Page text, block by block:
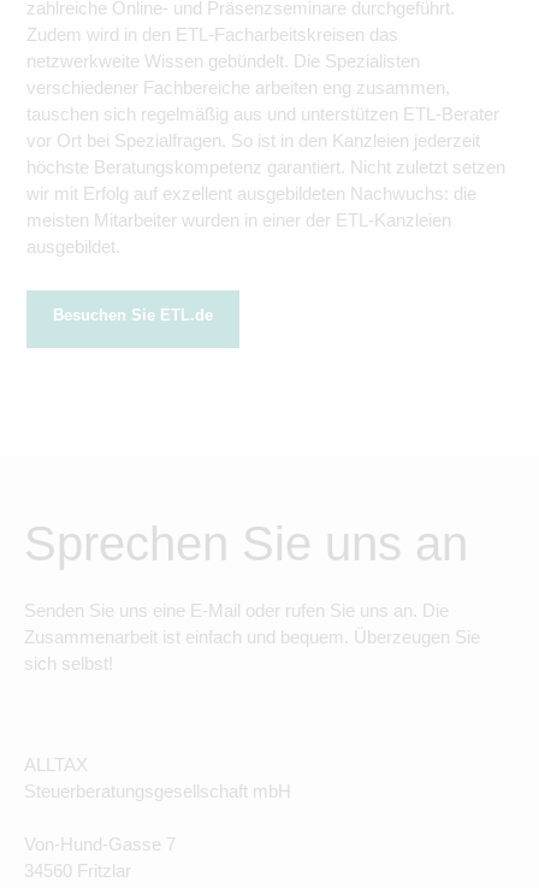
zahlreiche Online- und Präsenzseminare durchgeführt.
Zudem wird in den ETL-Facharbeitskreisen das
netzwerkweite Wissen gebündelt. Die Spezialisten
verschiedener Fachbereiche arbeiten eng zusammen,
tauschen sich regelmäßig aus und unterstützen ETL-Berater
vor Ort bei Spezialfragen. So ist in den Kanzleien jederzeit
höchste Beratungskompetenz garantiert. Nicht zuletzt setzen
wir mit Erfolg auf exzellent ausgebildeten Nachwuchs: die
meisten Mitarbeiter wurden in einer der ETL-Kanzleien
ausgebildet.
Besuchen Sie ETL.de
Sprechen Sie uns an
Senden Sie uns eine E-Mail oder rufen Sie uns an. Die
Zusammenarbeit ist einfach und bequem. Überzeugen Sie
sich selbst!
ALLTAX
Steuerberatungsgesellschaft mbH
Von-Hund-Gasse 7
34560 Fritzlar